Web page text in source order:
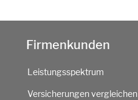
Firmenkunden
Leistungsspektrum
Versicherungen vergleichen